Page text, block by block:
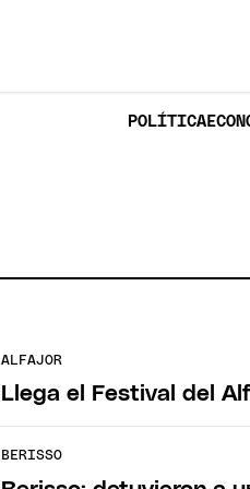
POLÍTICA
ALFAJOR
Llega el Festival del
BERISSO